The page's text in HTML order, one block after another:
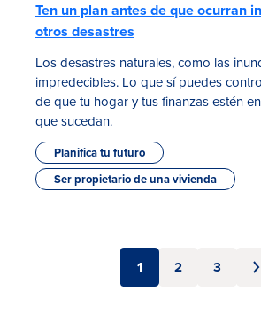
Ten un plan antes de que ocurran
otros desastres
Los desastres naturales, como las
impredecibles. Lo que sí puedes
de que tu hogar y tus finanzas estén
que sucedan.
Planifica tu futuro
Ser propietario de una vivienda
1 2 3